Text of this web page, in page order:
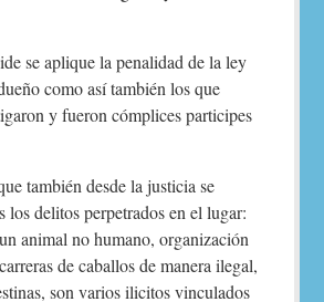
se aplique la penalidad de la ley
como así también los que
y fueron cómplices participes
también desde la justicia se
los delitos perpetrados en el lugar:
animal no humano, organización
de caballos de manera ilegal,
son varios ilicitos vinculados